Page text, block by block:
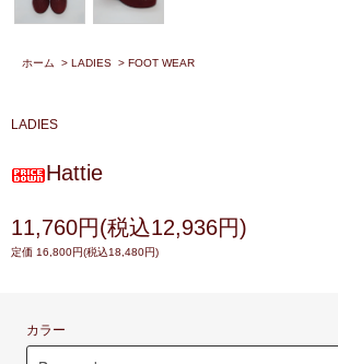
ホーム > LADIES > FOOT WEAR
LADIES
Hattie
11,760円(税込12,936円)
定価 16,800円(税込18,480円)
カラー